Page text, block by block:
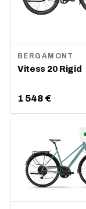
BERGAMONT
Vitess 20 Rigid
1 548 €